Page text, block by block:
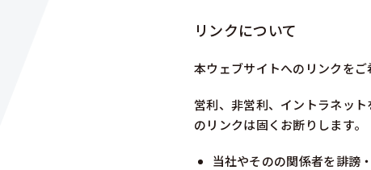
リンクについて
本ウェブサイトへのリンクを
営利、非営利、イントラネッ
のリンクは固くお断りします。
当社やそのの関係者を誹謗